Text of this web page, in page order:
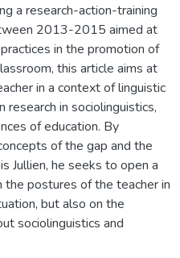
a research-action-training
2013-2015 aimed at
in the promotion of
this article aims at
in a context of linguistic
in sociolinguistics,
of education. By
of the gap and the
Jullien, he seeks to open a
postures of the teacher in
but also on the
sociolinguistics and